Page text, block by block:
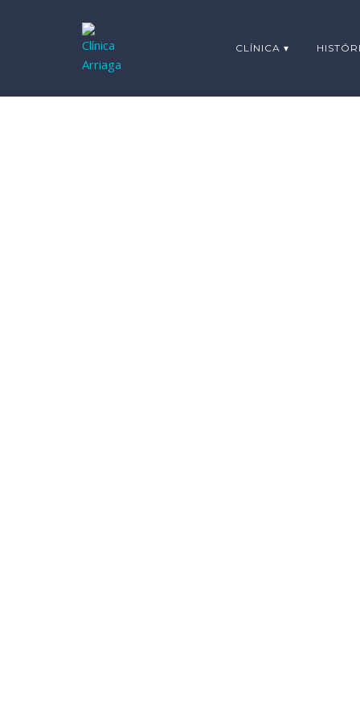
CLÍNICA ▾